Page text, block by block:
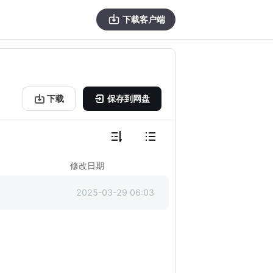
下载客户端
下载 保存到网盘
修改日期
2025-03-29 06:03